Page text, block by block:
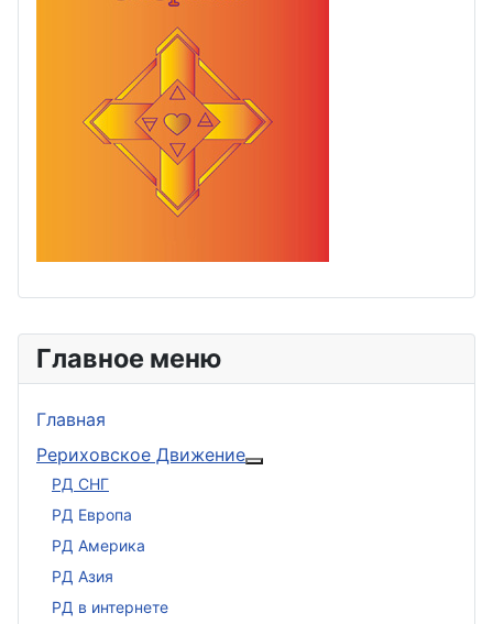
Главное меню
Главная
Рериховское Движение
РД СНГ
РД Европа
РД Америка
РД Азия
РД в интернете